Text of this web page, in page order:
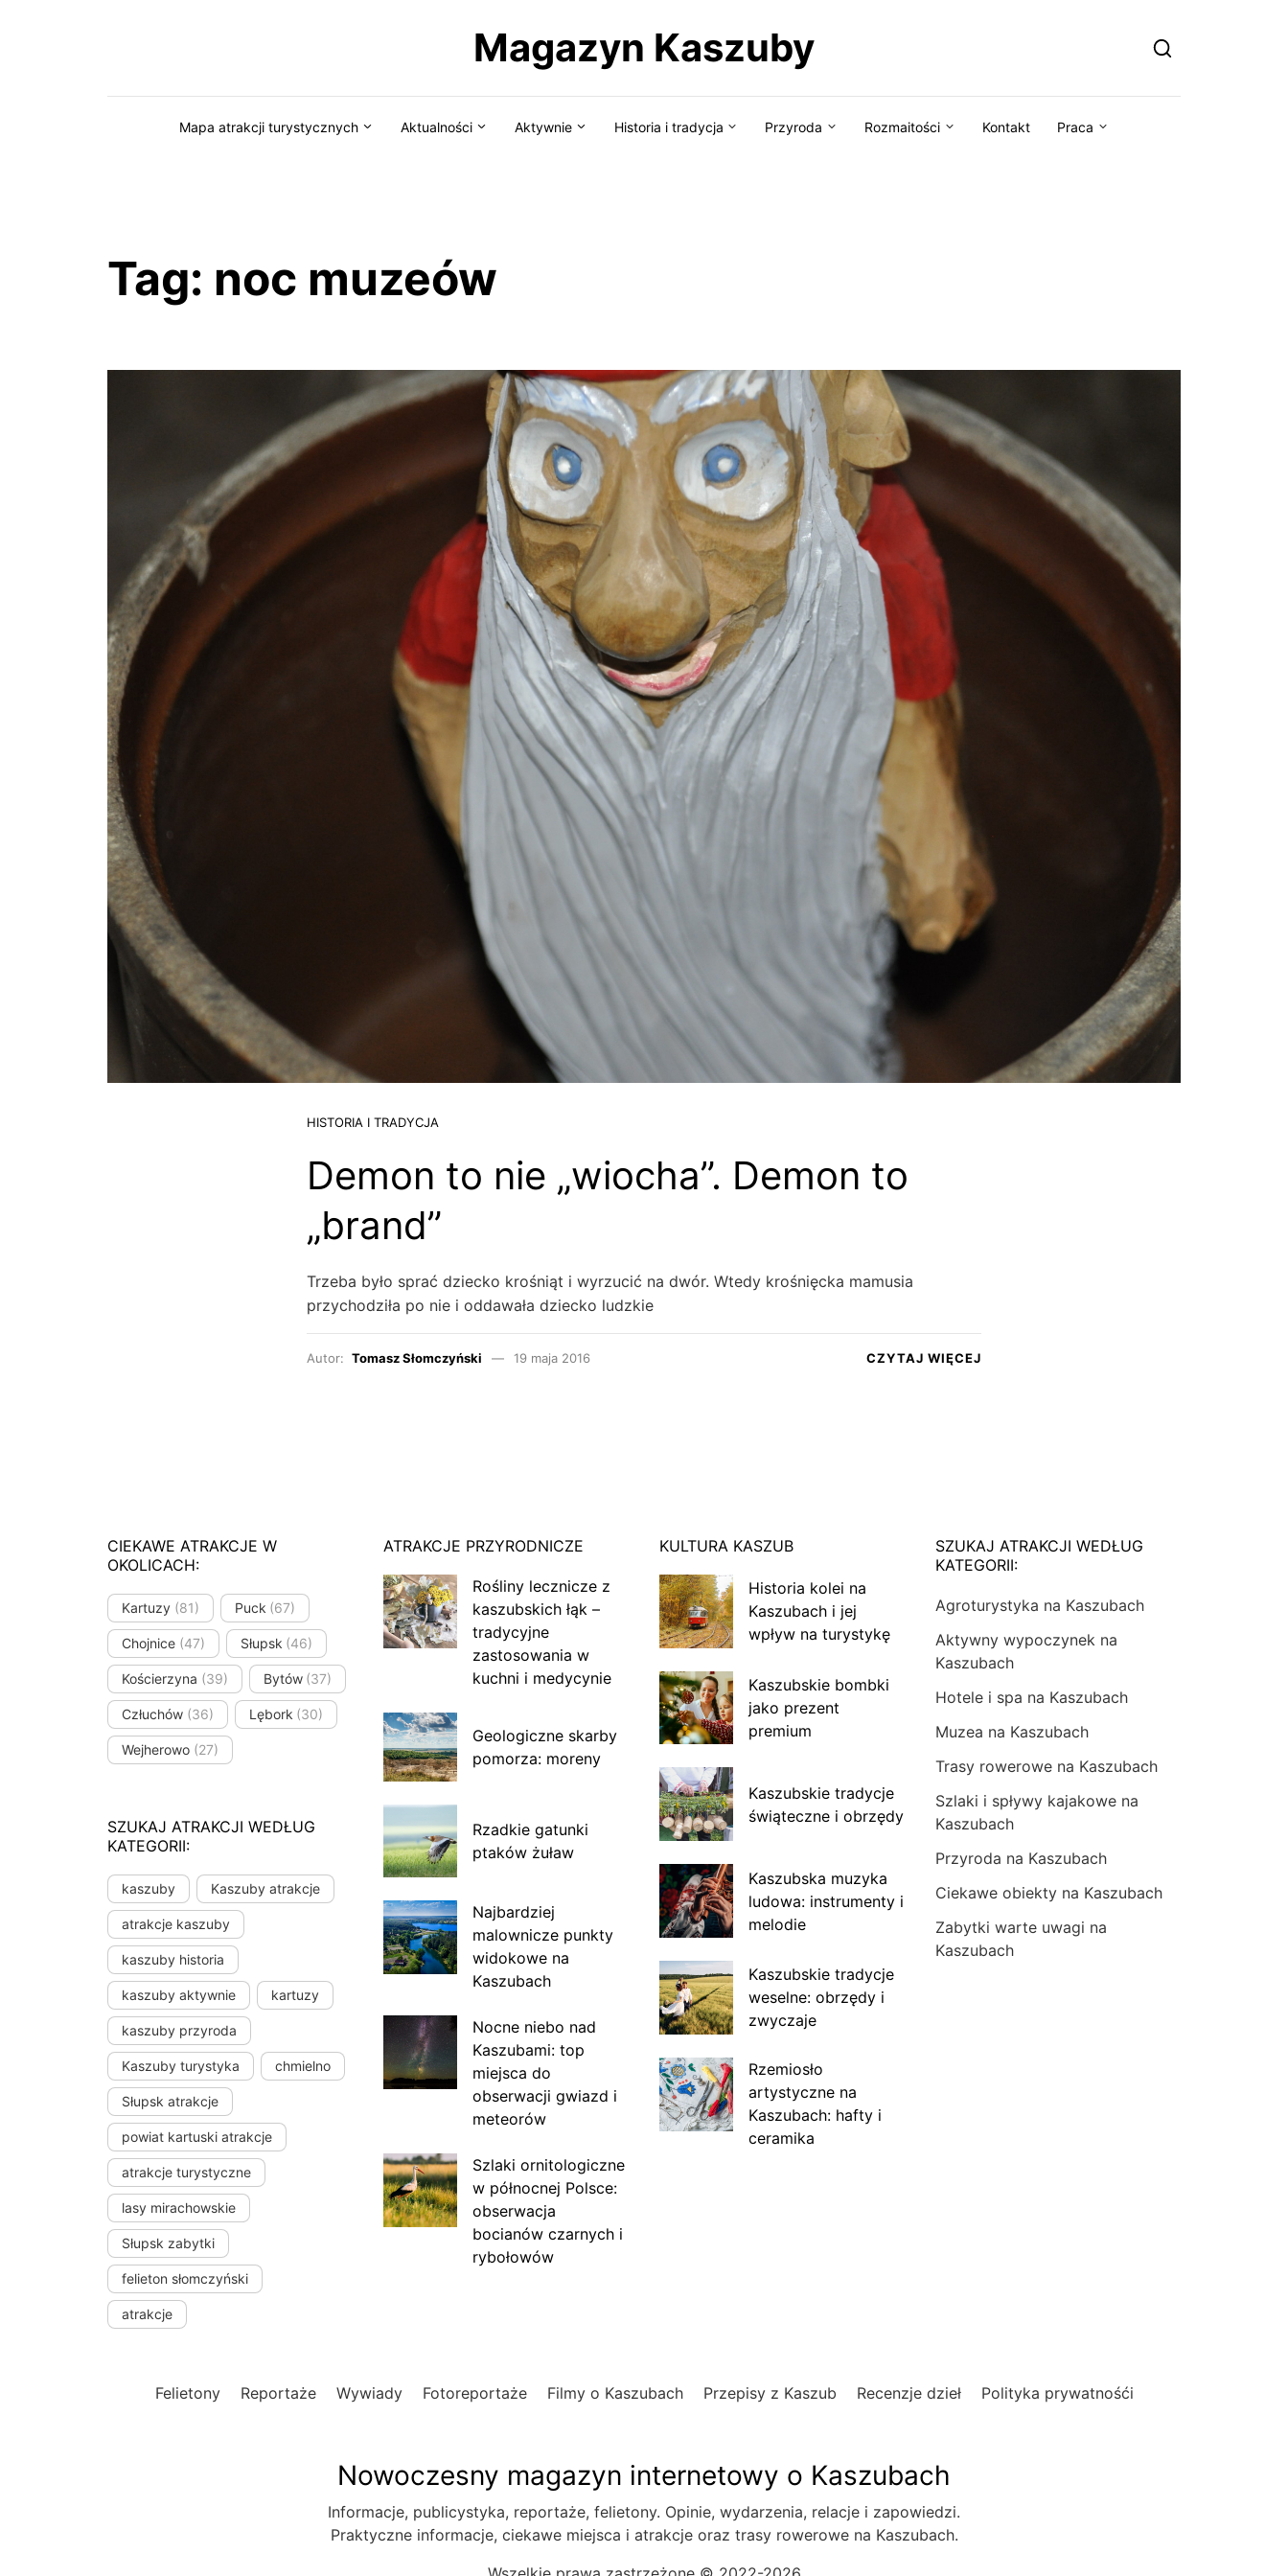
Magazyn Kaszuby
Mapa atrakcji turystycznych Aktualności Aktywnie Historia i tradycja Przyroda Rozmaitości Kontakt Praca
Tag: noc muzeów
HISTORIA I TRADYCJA
Demon to nie „wiocha”. Demon to
„brand”
Trzeba było sprać dziecko krośniąt i wyrzucić na dwór. Wtedy krośnięcka mamusia
przychodziła po nie i oddawała dziecko ludzkie
Autor: Tomasz Słomczyński 19 maja 2016 CZYTAJ WIĘCEJ
CIEKAWE ATRAKCJE W
OKOLICACH:
Kartuzy (81) Puck (67)
Chojnice (47) Słupsk (46)
Kościerzyna (39) Bytów (37)
Człuchów (36) Lębork (30)
Wejherowo (27)
SZUKAJ ATRAKCJI WEDŁUG
KATEGORII:
kaszuby Kaszuby atrakcje
atrakcje kaszuby
kaszuby historia
kaszuby aktywnie kartuzy
kaszuby przyroda
Kaszuby turystyka chmielno
Słupsk atrakcje
powiat kartuski atrakcje
atrakcje turystyczne
lasy mirachowskie
Słupsk zabytki
felieton słomczyński
atrakcje
ATRAKCJE PRZYRODNICZE
Rośliny lecznicze z
kaszubskich łąk –
tradycyjne
zastosowania w
kuchni i medycynie
Geologiczne skarby
pomorza: moreny
Rzadkie gatunki
ptaków żuław
Najbardziej
malownicze punkty
widokowe na
Kaszubach
Nocne niebo nad
Kaszubami: top
miejsca do
obserwacji gwiazd i
meteorów
Szlaki ornitologiczne
w północnej Polsce:
obserwacja
bocianów czarnych i
rybołowów
KULTURA KASZUB
Historia kolei na
Kaszubach i jej
wpływ na turystykę
Kaszubskie bombki
jako prezent
premium
Kaszubskie tradycje
świąteczne i obrzędy
Kaszubska muzyka
ludowa: instrumenty i
melodie
Kaszubskie tradycje
weselne: obrzędy i
zwyczaje
Rzemiosło
artystyczne na
Kaszubach: hafty i
ceramika
SZUKAJ ATRAKCJI WEDŁUG
KATEGORII:
Agroturystyka na Kaszubach
Aktywny wypoczynek na
Kaszubach
Hotele i spa na Kaszubach
Muzea na Kaszubach
Trasy rowerowe na Kaszubach
Szlaki i spływy kajakowe na
Kaszubach
Przyroda na Kaszubach
Ciekawe obiekty na Kaszubach
Zabytki warte uwagi na
Kaszubach
Felietony Reportaże Wywiady Fotoreportaże Filmy o Kaszubach Przepisy z Kaszub Recenzje dzieł Polityka prywatnośći
Nowoczesny magazyn internetowy o Kaszubach
Informacje, publicystyka, reportaże, felietony. Opinie, wydarzenia, relacje i zapowiedzi.
Praktyczne informacje, ciekawe miejsca i atrakcje oraz trasy rowerowe na Kaszubach.